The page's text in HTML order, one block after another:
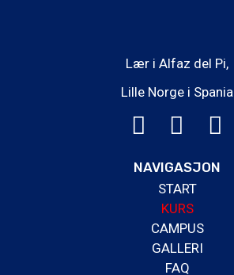
Lær i Alfaz del Pi,
Lille Norge i Spania
F
c
I
s
t
a
g
r
Y
u
NAVIGASJON
START
KURS
CAMPUS
GALLERI
FAQ